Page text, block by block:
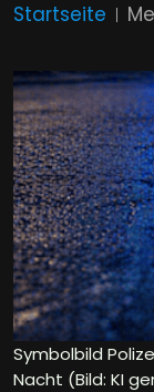
Startseite
Symbolbild
Nacht (Bild: KI